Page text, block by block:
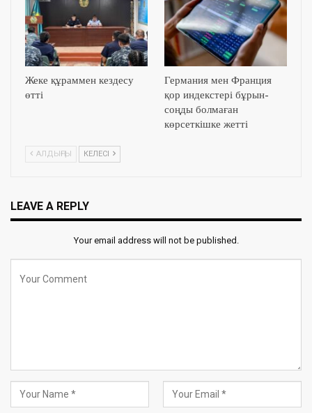
Жеке құраммен кездесу
өтті
Германия мен Франция
қор индекстері бұрын-
соңды болмаған
көрсеткішке жетті
АЛДЫҢҒЫ КЕЛЕСІ
LEAVE A REPLY
Your email address will not be published.